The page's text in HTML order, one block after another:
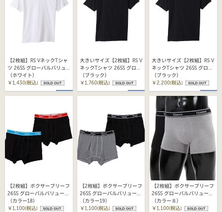
【2枚組】RS VネックTシャ
ツ 26SS グローバルバリュ
ーライン ヘインズ
(HM1EY704)
（ホワイト）
￥1,430(税込)
大きいサイズ【2枚組】RS V
ネックTシャツ 26SS グロー
バルバリューライン ヘイン
ズ (HM1EY704)
（ブラック）
￥1,760(税込)
大きいサイズ【2枚組】RS V
ネックTシャツ 26SS グロー
バルバリューライン ヘイン
ズ (HM1EY704)
（ブラック）
￥2,200(税込)
【2枚組】ボクサーブリーフ
26SS グローバルバリューラ
イン ヘインズ(HM6EG702)
（カラー18）
￥1,100(税込)
【2枚組】ボクサーブリーフ
26SS グローバルバリューラ
イン ヘインズ(HM6EG702)
（カラー19）
￥1,100(税込)
【2枚組】ボクサーブリーフ
26SS グローバルバリューラ
イン ヘインズ(HM6EG702)
（カラー８）
￥1,100(税込)